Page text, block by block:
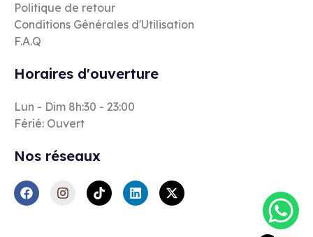
Politique de retour
Conditions Générales d'Utilisation
F.A.Q
Horaires d'ouverture
Lun - Dim 8h:30 - 23:00
Férié: Ouvert
Nos réseaux